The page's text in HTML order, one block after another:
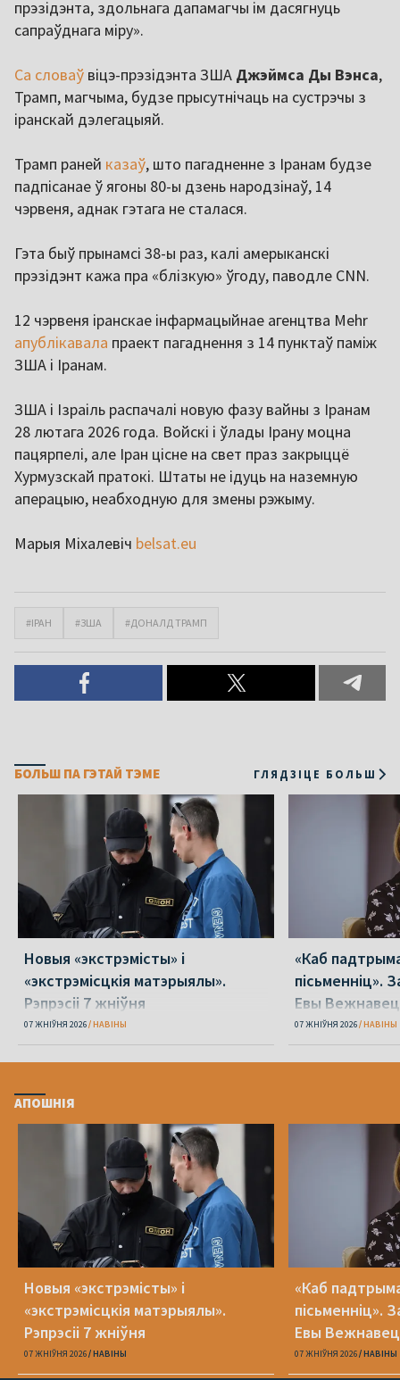
прэзідэнта, здольнага дапамагчы ім дасягнуць
сапраўднага міру».
Са словаў віцэ-прэзідэнта ЗША Джэймса Ды Вэнса,
Трамп, магчыма, будзе прысутнічаць на сустрэчы з
іранскай дэлегацыяй.
Трамп раней казаў, што пагадненне з Іранам будзе
падпісанае ў ягоны 80-ы дзень народзінаў, 14
чэрвеня, аднак гэтага не сталася.
Гэта быў прынамсі 38-ы раз, калі амерыканскі
прэзідэнт кажа пра «блізкую» ўгоду, паводле CNN.
12 чэрвеня іранскае інфармацыйнае агенцтва Mehr
апублікавала праект пагаднення з 14 пунктаў паміж
ЗША і Іранам.
ЗША і Ізраіль распачалі новую фазу вайны з Іранам
28 лютага 2026 года. Войскі і ўлады Ірану моцна
пацярпелі, але Іран цісне на свет праз закрыццё
Хурмузскай пратокі. Штаты не ідуць на наземную
аперацыю, неабходную для змены рэжыму.
Марыя Міхалевіч belsat.eu
#ІРАН #ЗША #ДОНАЛД ТРАМП
БОЛЬШ ПА ГЭТАЙ ТЭМЕ ГЛЯДЗІЦЕ БОЛЬШ
Новыя «экстрэмісты» і
«экстрэмісцкія матэрыялы».
Рэпрэсіі 7 жніўня
07 ЖНІЎНЯ 2026 НАВІНЫ
«Каб
пісьменніц».
Евы Вежнавец
07 ЖНІЎНЯ 2026 НАВІНЫ
АПОШНІЯ
Новыя «экстрэмісты» і
«экстрэмісцкія матэрыялы».
Рэпрэсіі 7 жніўня
07 ЖНІЎНЯ 2026 НАВІНЫ
«Каб
пісьменніц».
Евы Вежнавец
07 ЖНІЎНЯ 2026 НАВІНЫ